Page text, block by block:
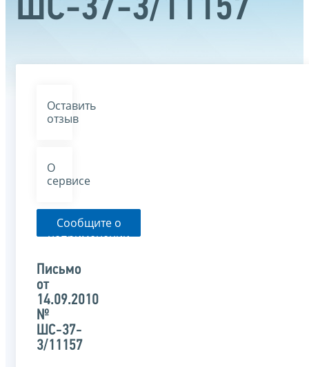
ШС-37-3/11157
Оставить
отзыв
О
сервисе
Сообщите о
неприменении
органом
письма
Письмо
от
14.09.2010
№
ШС-37-
3/11157